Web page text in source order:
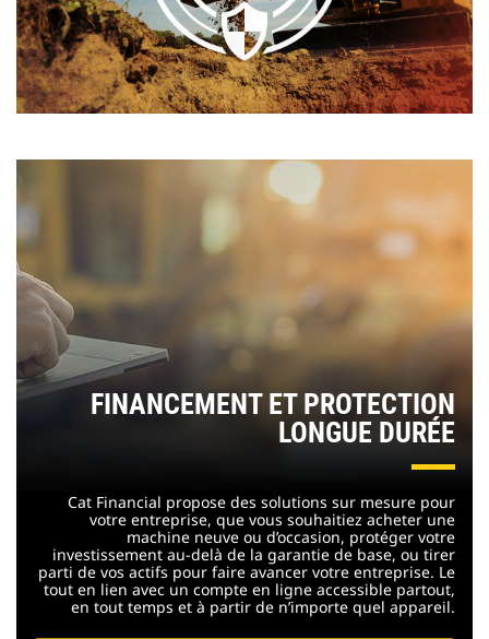
FINANCEMENT ET PROTECTION
LONGUE DURÉE
Cat Financial propose des solutions sur mesure pour
votre entreprise, que vous souhaitiez acheter une
machine neuve ou d’occasion, protéger votre
investissement au-delà de la garantie de base, ou tirer
parti de vos actifs pour faire avancer votre entreprise. Le
tout en lien avec un compte en ligne accessible partout,
en tout temps et à partir de n’importe quel appareil.